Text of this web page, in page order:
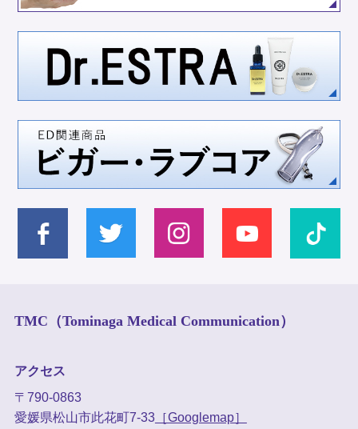
TMC（Tominaga Medical Communication）
アクセス
〒790-0863
愛媛県松山市此花町7-33［Googlemap］